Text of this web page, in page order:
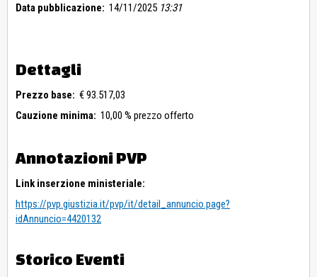
Data pubblicazione: 14/11/2025 13:31
Dettagli
Prezzo base: € 93.517,03
Cauzione minima: 10,00 % prezzo offerto
Annotazioni PVP
Link inserzione ministeriale:
https://pvp.giustizia.it/pvp/it/detail_annuncio.page?
idAnnuncio=4420132
Storico Eventi